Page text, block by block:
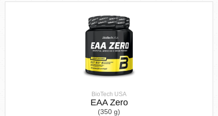
Arginine
Arg, R
BioTech USA
EAA Zero
(350 g)